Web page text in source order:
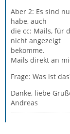
Aber 2: Es sind
habe, auch
die cc: Mails, für
nicht angezeigt
bekomme.
Mails direkt an
Frage: Was ist
Danke, liebe
Andreas